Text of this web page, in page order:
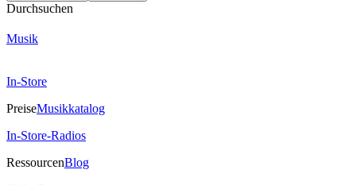
Durchsuchen
Musik
In-Store
PreiseMusikkatalog
In-Store-Radios
RessourcenBlog